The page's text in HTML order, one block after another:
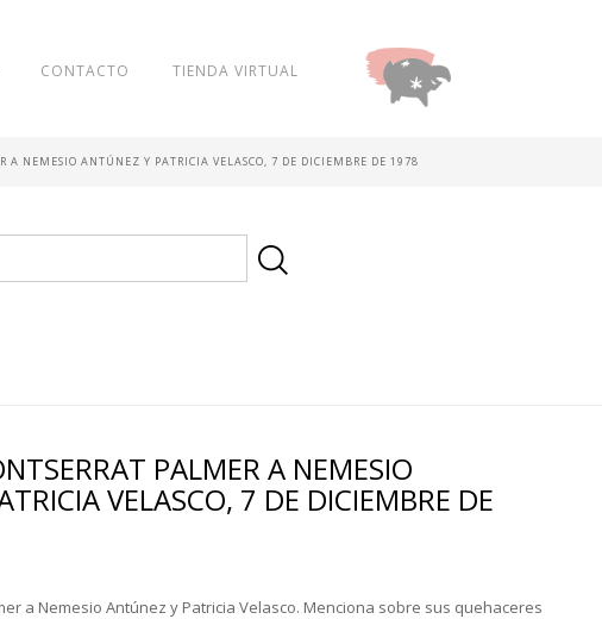
CONTACTO TIENDA VIRTUAL
A NEMESIO ANTÚNEZ Y PATRICIA VELASCO, 7 DE DICIEMBRE DE 1978
PALMER A NEMESIO
VELASCO, 7 DE DICIEMBRE DE
a Nemesio Antúnez y Patricia Velasco. Menciona sobre sus quehaceres